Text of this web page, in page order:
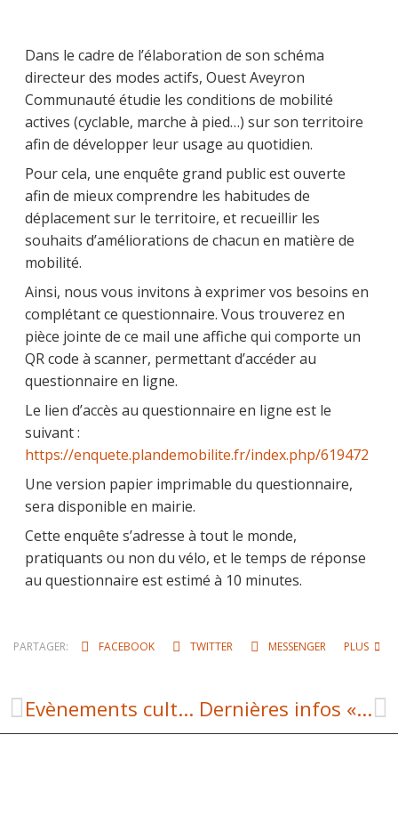
Dans le cadre de l’élaboration de son schéma
directeur des modes actifs, Ouest Aveyron
Communauté étudie les conditions de mobilité
actives (cyclable, marche à pied…) sur son territoire
afin de développer leur usage au quotidien.
Pour cela, une enquête grand public est ouverte
afin de mieux comprendre les habitudes de
déplacement sur le territoire, et recueillir les
souhaits d’améliorations de chacun en matière de
mobilité.
Ainsi, nous vous invitons à exprimer vos besoins en
complétant ce questionnaire. Vous trouverez en
pièce jointe de ce mail une affiche qui comporte un
QR code à scanner, permettant d’accéder au
questionnaire en ligne.
Le lien d’accès au questionnaire en ligne est le
suivant :
https://enquete.plandemobilite.fr/index.php/619472
Une version papier imprimable du questionnaire,
sera disponible en mairie.
Cette enquête s’adresse à tout le monde,
pratiquants ou non du vélo, et le temps de réponse
au questionnaire est estimé à 10 minutes.
PARTAGER: FACEBOOK TWITTER MESSENGER PLUS
Evènements culturels Dernières infos « consignes de tri »